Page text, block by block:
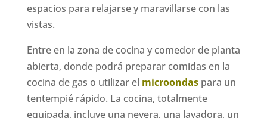
espacios para relajarse y maravillarse con las
vistas.
Entre en la zona de cocina y comedor de planta
abierta, donde podrá preparar comidas en la
cocina de gas o utilizar el microondas para un
tentempié rápido. La cocina, totalmente
equipada, incluye una nevera, una lavadora, un